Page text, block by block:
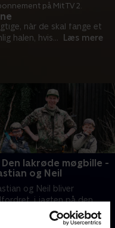
når de skal fange et
halen, hvis... Læs mere
på Mit TV 2.
Den lakrøde møgbille -
og Neil
og Neil bliver
i jagten på den
møgbille. Den lever
i lort - og en ulækker